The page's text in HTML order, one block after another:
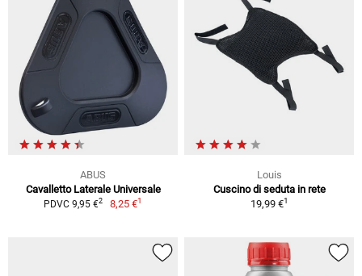
ABUS
Cavalletto Laterale Universale
PDVC 9,95 €2 8,25 €1
Louis
Cuscino di seduta in rete
19,99 €1